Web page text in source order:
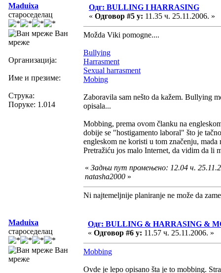
Maduixa
староседелац
Ван
мреже
Организација:
Име и презиме:
Струка:
Поруке: 1.014
Одг: BULLING I HARRASING
« Одговор #5 у: 11.35 ч. 25.11.2006. »
Možda Viki pomogne....
Bullying
Harrasment
Sexual harrasment
Mobing
Zaboravila sam nešto da kažem. Bullying
opisala...
Mobbing, prema ovom članku na
dobije se "hostigamento laboral" što je
engleskom ne koristi u tom značenju,
Pretražiću jos malo Internet, da vidim da li
« Задњи пут промењено: 12.04 ч.
natasha2000 »
Ni najtemeljnije planiranje ne može da
Maduixa
староседелац
Ван
мреже
Одг: BULLING & HARRASING &
« Одговор #6 у: 11.57 ч. 25.11.2006. »
Mobbing
Ovde je lepo opisano šta je to mobbing.